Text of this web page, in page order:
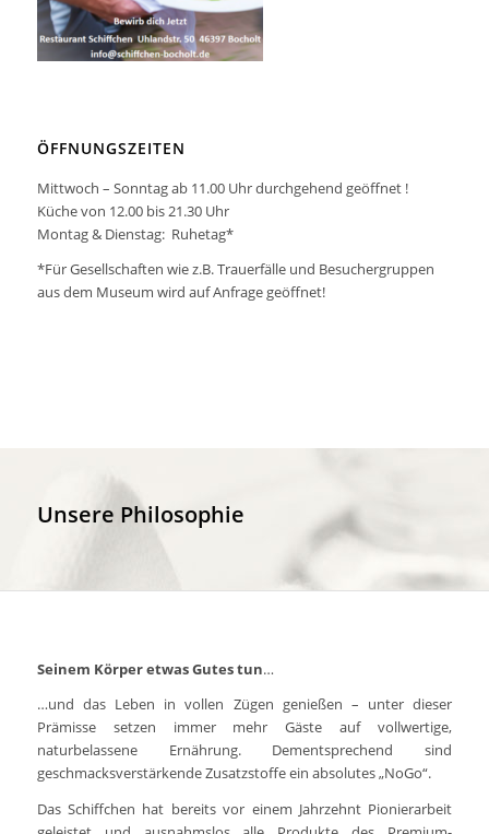
ÖFFNUNGSZEITEN
Mittwoch – Sonntag ab 11.00 Uhr durchgehend geöffnet !
Küche von 12.00 bis 21.30 Uhr
Montag & Dienstag: Ruhetag*
*Für Gesellschaften wie z.B. Trauerfälle und Besuchergruppen
aus dem Museum wird auf Anfrage geöffnet!
Unsere Philosophie
Seinem Körper etwas Gutes tun…
…und das Leben in vollen Zügen genießen – unter dieser
Prämisse setzen immer mehr Gäste auf vollwertige,
naturbelassene Ernährung. Dementsprechend sind
geschmacksverstärkende Zusatzstoffe ein absolutes „NoGo“.
Das Schiffchen hat bereits vor einem Jahrzehnt Pionierarbeit